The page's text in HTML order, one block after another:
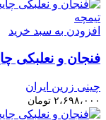
افزودن به سبد خرید
فنجان و نعلبکی
چینی زرین ایران
۲،۶۹۸،۰۰۰ تومان